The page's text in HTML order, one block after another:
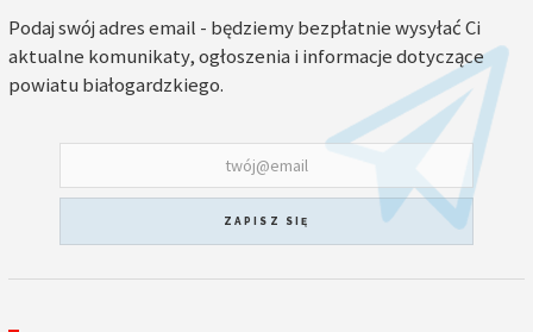
Podaj swój adres email - będziemy bezpłatnie wysyłać Ci
aktualne komunikaty, ogłoszenia i informacje dotyczące
powiatu białogardzkiego.
ZAPISZ SIĘ